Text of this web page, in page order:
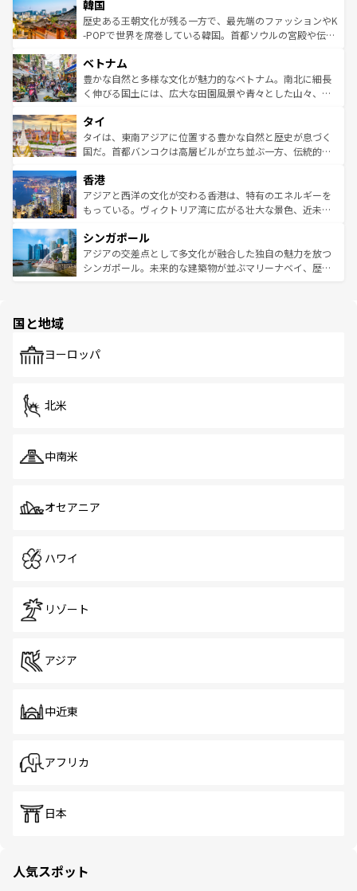
ワイを、存分に味わってほしい。 なお、新着のハワイ情報
はコンテンツ一覧を参照してほしい。
いる。アクティビティも充実しており、サーフィンやダイ
ビング、ハイキングなど、アウトドア好きにはたまらな
い。オーストラリアの多彩な魅力を存分に味わいつくそ
参照してほしい。
ン）、静ひつな山岳地帯である台湾東部など、都市の喧騒
と山間の静けさが共存しており、訪れる人に新しい発見と
驚きをもたらしてくれる。また、奥深い台湾の食文化も魅
容にもいいと評判のスイーツなど、バラエティ豊かな料理
が味わえる。 なお、新着の台湾情報は コンテンツ一覧を参
照してほしい。
韓国
歴史ある王朝文化が残る一方で、最先端のファッションやK
-POPで世界を席巻している韓国。首都ソウルの宮殿や伝統
き、地方に足を延ばせば四季折々の自然美を楽しむことが
できる。そして、キムチや焼肉、絶品のストリートフード
まで、さまざまな韓国料理が待っている。夜には、韓国な
リティに包まれながら、韓国の多彩な魅力を心ゆくまで味
わってみてほしい。 なお、新着の韓国情報はコンテンツ一
覧を参照してほしい。
ベトナム
豊かな自然と多様な文化が魅力的なベトナム。南北に細長
く伸びる国土には、広大な田園風景や青々とした山々、世
急速な発展と共に伝統が息づく。ハノイの古い町並みやホ
ーチミン市のフランス統治時代の建物も、独特の雰囲気を
醸し出している。また、バラエティの豊かさとおいしさで
とつ。フォーやバインミー、ベトナムコーヒーなどは、ぜ
ひ現地で味わいたい。どの地域を訪れてもあたたかい人々
が旅行者を迎えてくれるので、きっと忘れられない旅にな
参照してほしい。
タイ
タイは、東南アジアに位置する豊かな自然と歴史が息づく
国だ。首都バンコクは高層ビルが立ち並ぶ一方、伝統的な
の活気が交差している。北部ではチェンマイなどの山岳地
帯で自然と触れ合い、南部ではプーケットやクラビの美し
いビーチでリゾート気分を楽しむことができる。タイ料理
激する。気候は一年中温暖で、どの季節にも異なる楽しみ
が待っている。親しみやすいタイの人々、仏教を中心とし
た文化、そして多様な観光資源が、訪れる旅人を魅了し続
香港
アジアと西洋の文化が交わる香港は、特有のエネルギーを
もっている。ヴィクトリア湾に広がる壮大な景色、近未来
み、どこを訪れても感動するはず。観光スポットが密集し
ており、効率よく見どころを回れるのも魅力。息をのむよ
うな絶景から文化的な体験まで、香港を存分に楽しみ尽く
シンガポール
アジアの交差点として多文化が融合した独自の魅力を放つ
シンガポール。未来的な建築物が並ぶマリーナベイ、歴史
で、ホーカーズは地元の風情を楽しめる外せないスポット
国と地域
ヨーロッパ
北米
中南米
オセアニア
ハワイ
リゾート
アジア
中近東
アフリカ
日本
人気スポット